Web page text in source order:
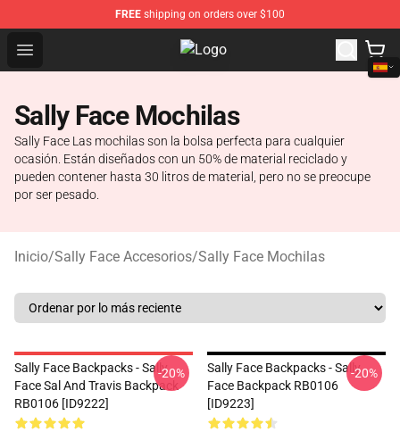
FREE shipping on orders over $100
Open menu Sally Face Store - Official Sally
Sally Face Mochilas
Sally Face Las mochilas son la bolsa perfecta para cualquier
ocasión. Están diseñados con un 50% de material reciclado y
pueden contener hasta 30 litros de material, pero no se preocupe
por ser pesado.
Inicio/Sally Face Accesorios/Sally Face Mochilas
Sally Face Backpacks - Sally
Face Sal And Travis Backpack
RB0106 [ID9222]
-20%
Sally Face Backpacks - Sally
Face Backpack RB0106
[ID9223]
-20%